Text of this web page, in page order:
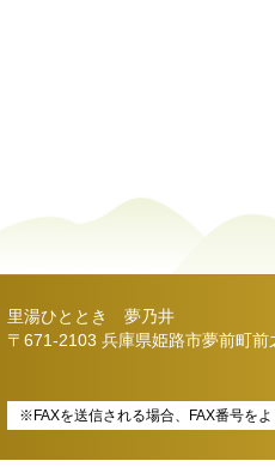
里湯ひととき 夢乃井
〒671-2103 兵庫県姫路市夢前町前
※FAXを送信される場合、FAX番号を